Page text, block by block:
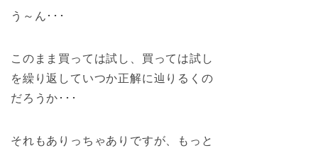
う～ん･･･
このまま買っては試し、買っては試し
を繰り返していつか正解に辿りるくの
だろうか･･･
それもありっちゃありですが、もっと